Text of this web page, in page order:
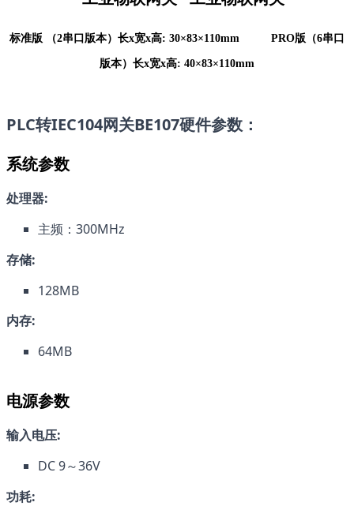
标准版 （2串口版本） 长x宽x高: 30×83×110mm PRO版（6串口
版本） 长x宽x高: 40×83×110mm
PLC转IEC104网关BE107硬件参数：
系统参数
处理器:
主频：300MHz
存储:
128MB
内存:
64MB
电源参数
输入电压:
DC 9～36V
功耗: